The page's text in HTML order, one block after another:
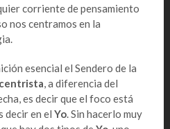
corriente de pensamiento
nos centramos en la
esencial el Sendero de la
, a diferencia del
es decir que el foco está
decir en el Yo. Sin hacerlo muy